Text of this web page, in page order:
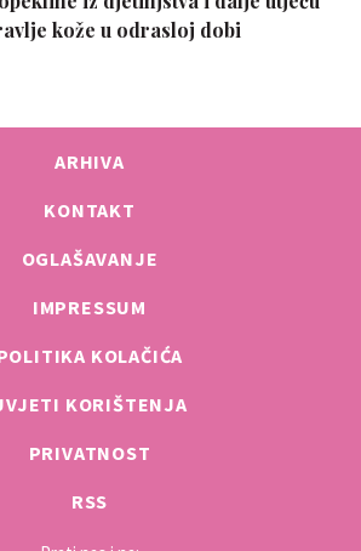
ARHIVA
KONTAKT
OGLAŠAVANJE
IMPRESSUM
KOLAČIĆA
KORIŠTENJA
PRIVATNOST
RSS